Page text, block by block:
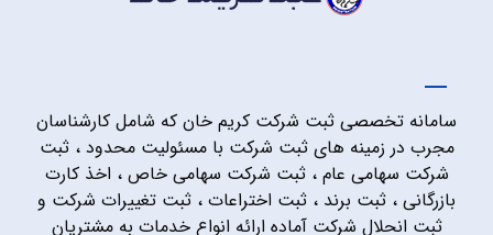
سامانه تخصصی ثبت شرکت کریم خان که شامل کارشناسان
مجرب در زمینه های ثبت شرکت با مسئولیت محدود ، ثبت
شرکت سهامی عام ، ثبت شرکت سهامی خاص ، اخذ کارت
بازرگانی ، ثبت برند ، ثبت اختراعات ، ثبت تغییرات شرکت و
ثبت انحلال شرکت آماده ارائه انواع خدمات به مشتریان